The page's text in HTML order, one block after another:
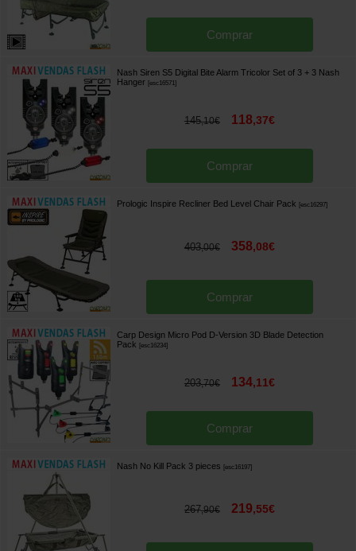
Comprar
Nash Siren S5 Digital Bite Alarm Tricolor Set of 3 + 3 Nash
Hanger [esc16571]
145,10€ 118,37€
Comprar
Prologic Inspire Recliner Bed Level Chair Pack [esc16297]
403,00€ 358,08€
Comprar
Carp Design Micro Pod D-Version 3D Blade Detection
Pack [esc16234]
203,70€ 134,11€
Comprar
Nash No Kill Pack 3 pieces [esc16197]
267,90€ 219,55€